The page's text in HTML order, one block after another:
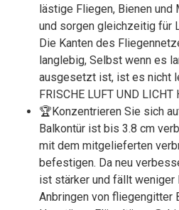
lästige Fliegen, Bienen und
und sorgen gleichzeitig für
Die Kanten des
langlebig, Selbst wenn es
ausgesetzt ist, ist es nicht
FRISCHE LUFT UND LICHT
🏆Konzentrieren Sie sich
Balkontür ist bis 3.8 cm
mit dem mitgelieferten
befestigen. Da neu
ist stärker und fällt weniger
Anbringen von fliegengitter